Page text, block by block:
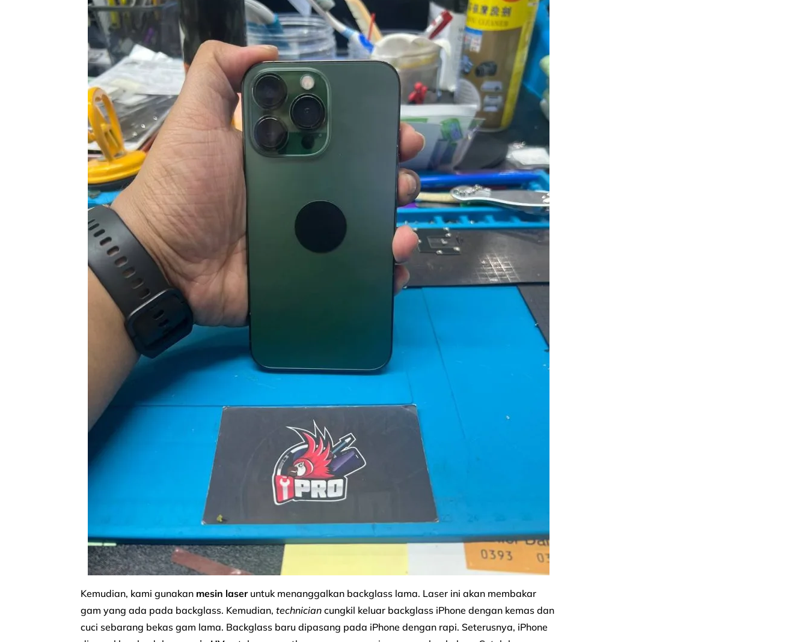
Kemudian, kami gunakan mesin laseruntuk menanggalkan backglass lama. Laser ini akan membakar
gam yang ada pada backglass. Kemudian,technician cungkil keluar backglass iPhone dengan kemas dan
cuci sebarang bekas gam lama. Backglass baru dipasang pada iPhone dengan rapi. Seterusnya, iPhone